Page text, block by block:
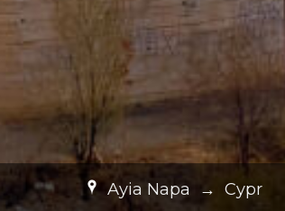
Ayia Napa → Cypr